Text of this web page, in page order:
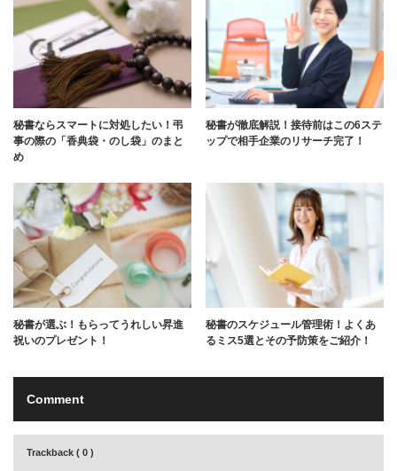
秘書ならスマートに対処したい！弔
事の際の「香典袋・のし袋」のまと
め
秘書が徹底解説！接待前はこの6ステ
ップで相手企業のリサーチ完了！
秘書が選ぶ！もらってうれしい昇進
祝いのプレゼント！
秘書のスケジュール管理術！よくあ
るミス5選とその予防策をご紹介！
Comment
Trackback ( 0 )